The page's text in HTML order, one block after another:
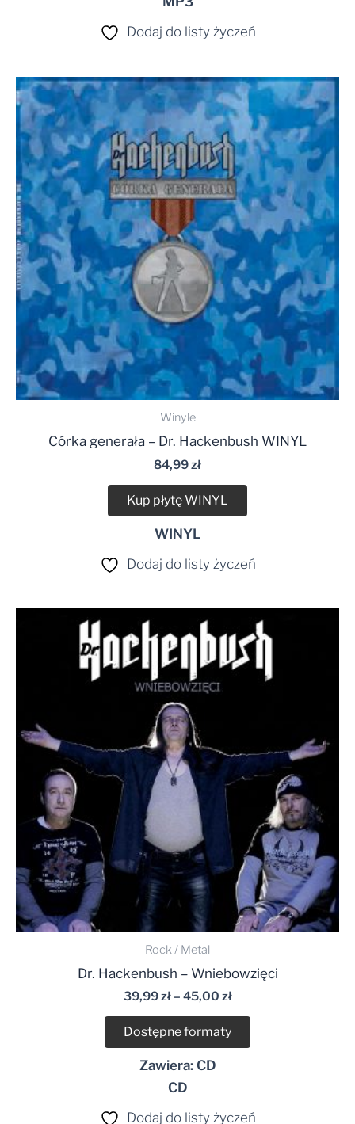
Dodaj do listy życzeń
Winyle
Córka generała – Dr. Hackenbush WINYL
84,99zł
Kup płytę WINYL
WINYL
Dodaj do listy życzeń
Rock / Metal
Dr. Hackenbush – Wniebowzięci
39,99zł– 45,00 zł
cen:
od
39,99 zł
do
Dostępne formaty
Zawiera: CD
CD
Dodaj do listy życzeń